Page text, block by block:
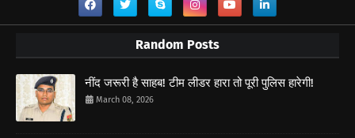
Random Posts
नींद जरूरी है साहब! टीम लीडर हारा तो पूरी पुलिस हारेगी!
March 08, 2026